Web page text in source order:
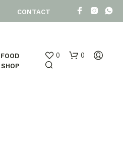
CONTACT
SHOP
0 0